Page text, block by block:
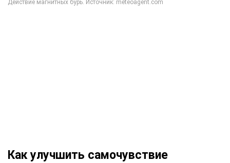
Как улучшить самочувствие